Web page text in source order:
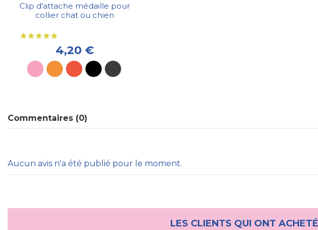
Clip d'attache médaille pour
collier chat ou chien
4,20 €
Commentaires (0)
Aucun avis n'a été publié pour le moment.
LES CLIENTS QUI ONT